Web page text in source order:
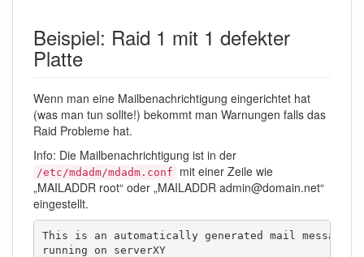
Beispiel: Raid 1 mit 1 defekter
Platte
Wenn man eine Mailbenachrichtigung eingerichtet hat
(was man tun sollte!) bekommt man Warnungen falls das
Raid Probleme hat.
Info: Die Mailbenachrichtigung ist in der
/etc/mdadm/mdadm.conf
mit einer Zeile wie
„MAILADDR root“ oder „MAILADDR admin@domain.net“
eingestellt.
This is an automatically generated mail message
running on serverXY